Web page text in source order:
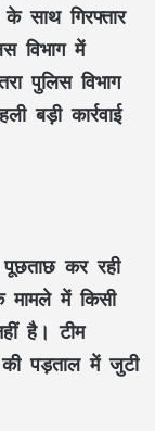
साथ गिरफ्तार
विभाग में
पुलिस विभाग
बड़ी कार्रवाई
कर रही
में किसी
है। टीम
की पड़ताल में जुटी